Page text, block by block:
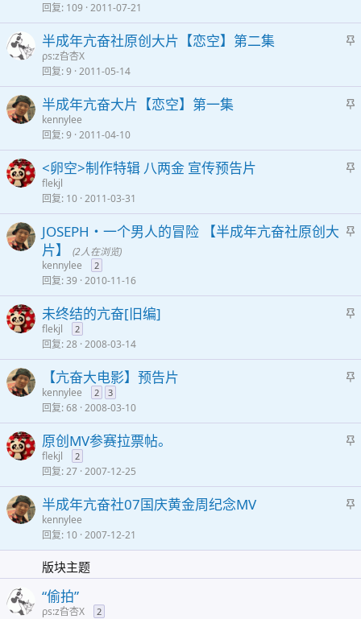
回复 109 2011-07-21
半成年亢奋社原创大片【恋空】第二集
ρs:z旮杏X
回复 9 2011-05-14
半成年亢奋大片【恋空】第一集
kennylee
回复 9 2011-04-10
<卵空>制作特辑 八两金 宣传预告片
flekjl
回复 10 2011-03-31
JOSEPH・一个男人的冒险 【半成年亢奋社原创大
片】
(2人在浏览)
kennylee 2
回复 39 2010-11-16
未终结的亢奋[旧编]
flekjl 2
回复 28 2008-03-14
【亢奋大电影】预告片
kennylee 2 3
回复 68 2008-03-10
原创MV参赛拉票帖。
flekjl 2
回复 27 2007-12-25
半成年亢奋社07国庆黄金周纪念MV
kennylee
回复 10 2007-12-21
版块主题
“偷拍”
ρs:z旮杏X 2